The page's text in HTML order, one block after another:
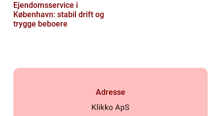
Ejendomsservice i
København: stabil drift og
trygge beboere
Adresse